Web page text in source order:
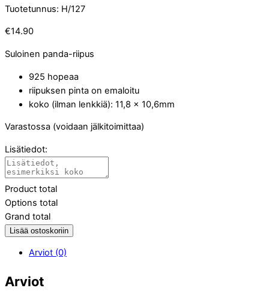
Tuotetunnus: H/127
€14.90
Suloinen panda-riipus
925 hopeaa
riipuksen pinta on emaloitu
koko (ilman lenkkiä): 11,8 x 10,6mm
Varastossa (voidaan jälkitoimittaa)
Lisätiedot:
Product total
Options total
Grand total
Lisää ostoskoriin
Arviot (0)
Arviot